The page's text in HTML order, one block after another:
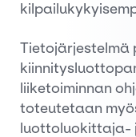
liiketoiminnan
toteutetaan
luottoluokittaja-